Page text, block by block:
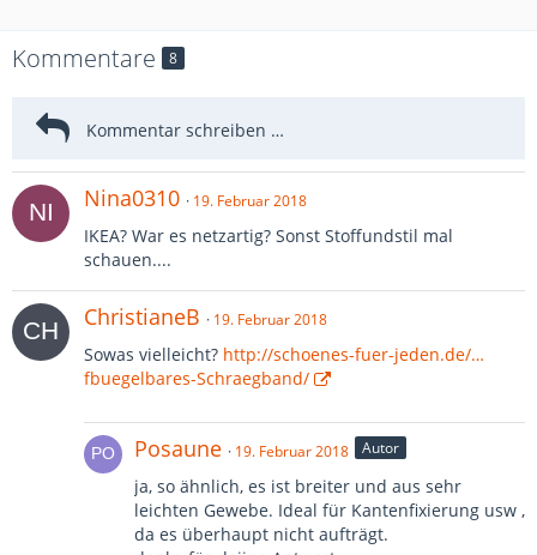
Kommentare 8
Nina0310 19. Februar 2018
IKEA? War es netzartig? Sonst Stoffundstil mal
schauen....
ChristianeB 19. Februar 2018
Sowas vielleicht? http://schoenes-fuer-jeden.de/…
fbuegelbares-Schraegband/
Posaune 19. Februar 2018 Autor
ja, so ähnlich, es ist breiter und aus sehr
leichten Gewebe. Ideal für Kantenfixierung usw ,
da es überhaupt nicht aufträgt.